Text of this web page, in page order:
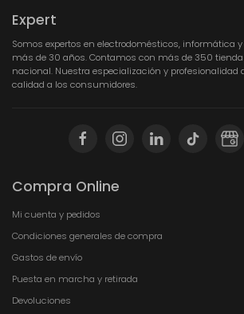
Expert
Somos expertos en electrodomésticos, informática
más de 30 años. Contamos con más de 350
nacional. Nuestra especialización y profesionalidad
calidad a los consumidores.
Compra Online
Mi cuenta y pedidos
Condiciones generales de compra
Gastos de envío
Puesta en marcha y retirada
Devoluciones